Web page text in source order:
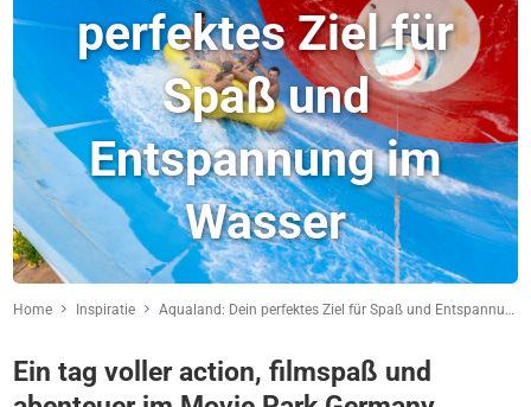
perfektes Ziel für
Spaß und
Entspannung im
Wasser
Home Inspiratie Aqualand: Dein perfektes Ziel für Spaß und Entspannung im Wasser
Ein tag voller action, filmspaß und